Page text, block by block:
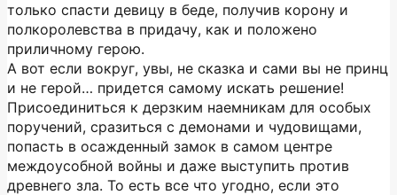
только спасти девицу в беде, получив корону и
полкоролевства в придачу, как и положено
приличному герою.
А вот если вокруг, увы, не сказка и сами вы не принц
и не герой… придется самому искать решение!
Присоединиться к дерзким наемникам для особых
поручений, сразиться с демонами и чудовищами,
попасть в осажденный замок в самом центре
междоусобной войны и даже выступить против
древнего зла. То есть все что угодно, если это